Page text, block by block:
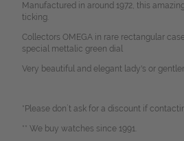
Manufactured in around 1972, this
ticking.
Collectors OMEGA in rare rectangular
special mettalic green dial
Very beautiful and elegant lady's or
*Please don`t ask for a discount if
** We buy watches since 1991.